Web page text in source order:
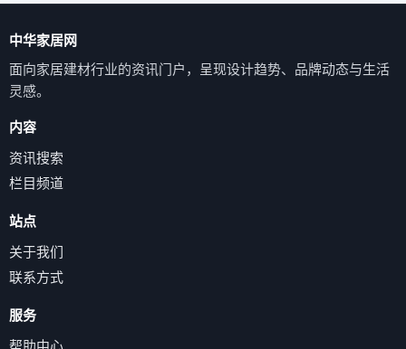
中华家居网
面向家居建材行业的资讯门户，呈现设计趋势、品牌动态与生活
灵感。
内容
资讯搜索
栏目频道
站点
关于我们
联系方式
服务
帮助中心